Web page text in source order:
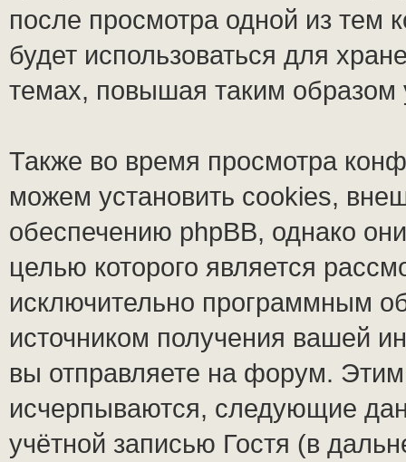
после просмотра одной из тем
будет использоваться для
темах, повышая таким
Также во время просмотра
можем установить cookies,
обеспечению phpBB, однако
целью которого является
исключительно программным
источником получения вашей
вы отправляете на форум.
исчерпываются, следующие
учётной записью Гостя (в